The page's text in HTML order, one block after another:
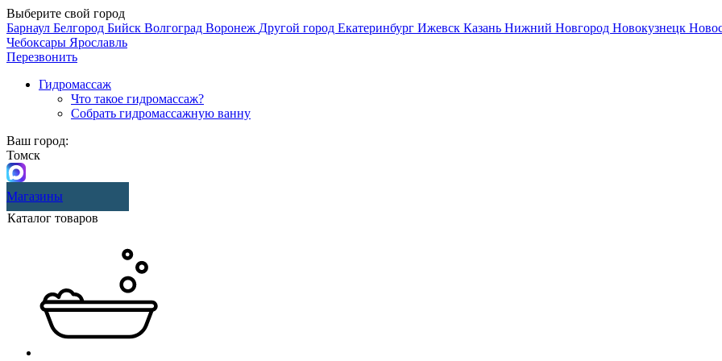
Выберите свой город
Барнаул Белгород Бийск Волгоград Воронеж Другой город Екатеринбург Ижевск Казань Нижний Новгород Новокузнецк
Чебоксары Ярославль
Перезвонить
Гидромассаж
Что такое гидромассаж?
Собрать гидромассажную ванну
Ваш город:
Томск
Магазины
Каталог товаров